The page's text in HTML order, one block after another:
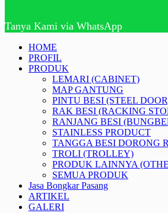
Tanya Kami via WhatsApp
HOME
PROFIL
PRODUK
LEMARI (CABINET)
MAP GANTUNG
PINTU BESI (STEEL
RAK BESI (RACKING
RANJANG BESI
STAINLESS PRODUCT
TANGGA BESI DORONG
TROLI (TROLLEY)
PRODUK LAINNYA
SEMUA PRODUK
Jasa Bongkar Pasang
ARTIKEL
GALERI